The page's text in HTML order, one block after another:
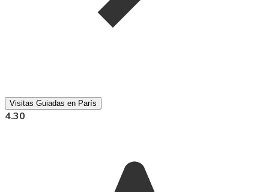
Visitas Guiadas en París
4.30